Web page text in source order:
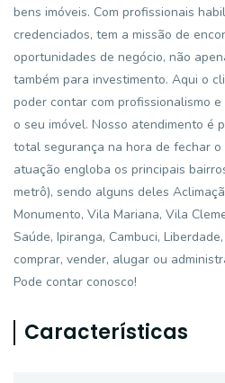
bens imóveis. Com profissionais
credenciados, tem a missão de
oportunidades de negócio, não
também para investimento. Aqui o
poder contar com profissionalismo
o seu imóvel. Nosso atendimento é
total segurança na hora de fechar o
atuação engloba os principais
metrô), sendo alguns deles
Monumento, Vila Mariana, Vila
Saúde, Ipiranga, Cambuci,
comprar, vender, alugar ou
Pode contar conosco!
Características